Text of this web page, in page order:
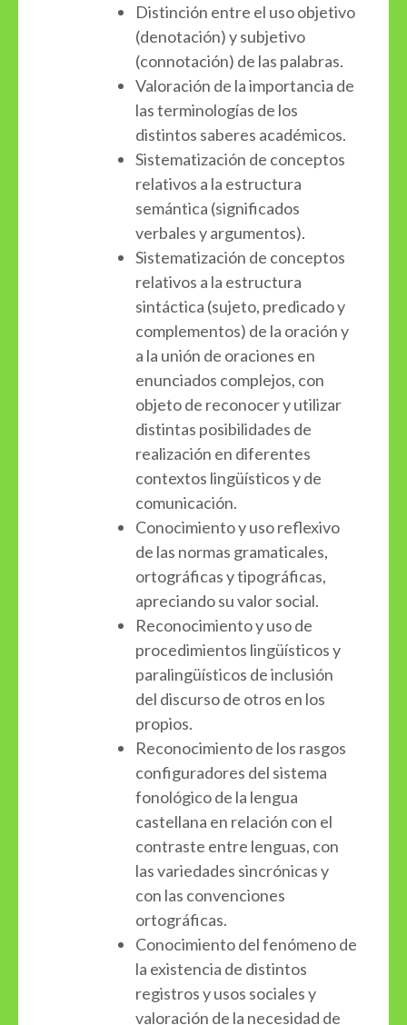
Distinción entre el uso objetivo
(denotación) y subjetivo
(connotación) de las palabras.
Valoración de la importancia de
las terminologías de los
distintos saberes académicos.
Sistematización de conceptos
relativos a la estructura
semántica (significados
verbales y argumentos).
Sistematización de conceptos
relativos a la estructura
sintáctica (sujeto, predicado y
complementos) de la oración y
a la unión de oraciones en
enunciados complejos, con
objeto de reconocer y utilizar
distintas posibilidades de
realización en diferentes
contextos lingüísticos y de
comunicación.
Conocimiento y uso reflexivo
de las normas gramaticales,
ortográficas y tipográficas,
apreciando su valor social.
Reconocimiento y uso de
procedimientos lingüísticos y
paralingüísticos de inclusión
del discurso de otros en los
propios.
Reconocimiento de los rasgos
configuradores del sistema
fonológico de la lengua
castellana en relación con el
contraste entre lenguas, con
las variedades sincrónicas y
con las convenciones
ortográficas.
Conocimiento del fenómeno de
la existencia de distintos
registros y usos sociales y
valoración de la necesidad de